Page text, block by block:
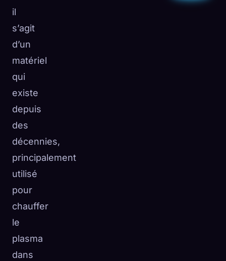
il
s’agit
d’un
matériel
qui
existe
depuis
des
décennies,
principalement
utilisé
pour
chauffer
le
plasma
dans